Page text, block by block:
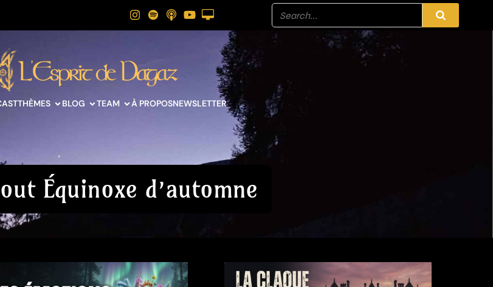
THÈMES BLOG TEAM À PROPOSNEWSLETTER
Équinoxe d’automne